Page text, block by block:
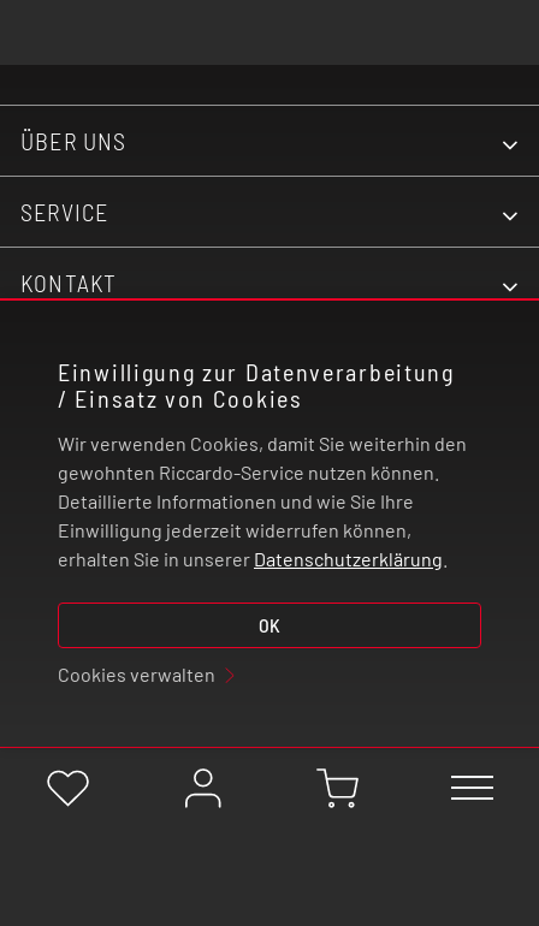
Einwilligung zur Datenverarbeitung
/ Einsatz von Cookies
Wir verwenden Cookies, damit Sie weiterhin den
gewohnten Riccardo-Service nutzen können.
Detaillierte Informationen und wie Sie Ihre
Einwilligung jederzeit widerrufen können,
erhalten Sie in unserer Datenschutzerklärung
OK
Cookies verwalten
ÜBER UNS
SERVICE
KONTAKT
VERTRAG WIDERRUFEN
© 2026 | Riccardo Onlinestore GmbH